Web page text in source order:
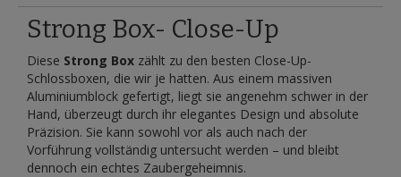
Strong Box- Close-Up
Diese Strong Box zählt zu den besten Close-Up-
Schlossboxen, die wir je hatten. Aus einem massiven
Aluminiumblock gefertigt, liegt sie angenehm schwer in der
Hand, überzeugt durch ihr elegantes Design und absolute
Präzision. Sie kann sowohl vor als auch nach der
Vorführung vollständig untersucht werden – und bleibt
dennoch ein echtes Zaubergeheimnis.